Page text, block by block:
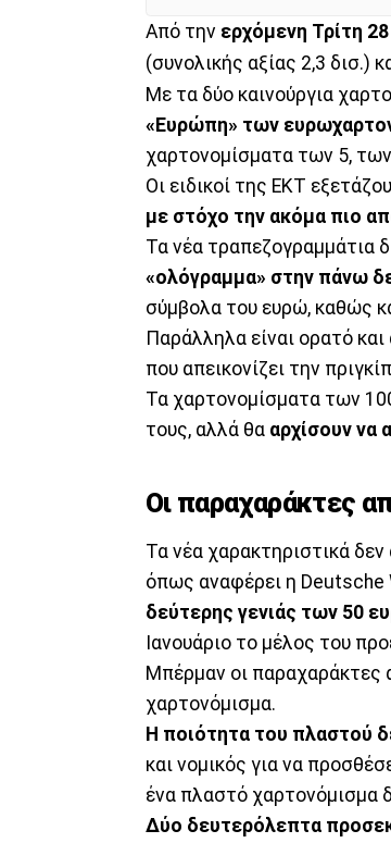
Από την ερχόμενη Τρίτη
(συνολικής αξίας 2,3 δισ.)
Με τα δύο καινούργια
«Ευρώπη» των
χαρτονομίσματα των 5,
Οι ειδικοί της ΕΚΤ
με στόχο την ακόμα πιο
Τα νέα τραπεζογραμμάτια
«ολόγραμμα» στην πάνω
σύμβολα του ευρώ, καθώς
Παράλληλα είναι ορατό
που απεικονίζει την
Τα χαρτονομίσματα των
τους, αλλά θα αρχίσουν να
Οι παραχαράκτες
Τα νέα χαρακτηριστικά
όπως αναφέρει η Deutsche
δεύτερης γενιάς των 50
Ιανουάριο το μέλος του
Μπέρμαν οι παραχαράκτες
χαρτονόμισμα.
Η ποιότητα του πλαστού
και νομικός για να
ένα πλαστό χαρτονόμισμα
Δύο δευτερόλεπτα